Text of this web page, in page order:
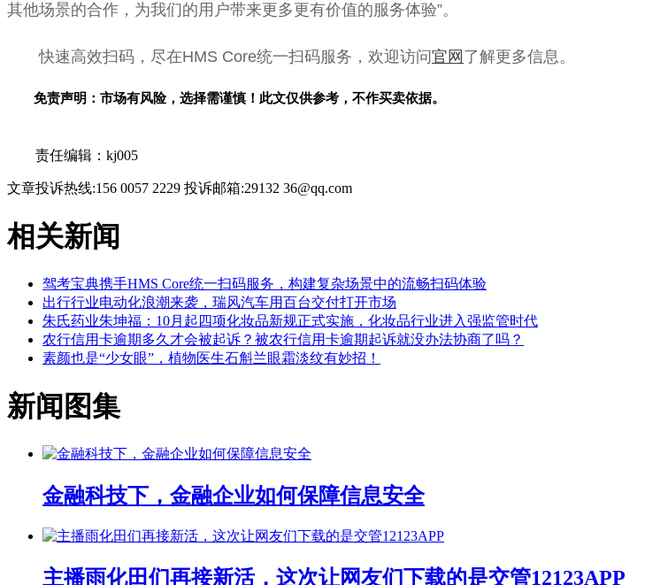
其他场景的合作，为我们的用户带来更多更有价值的服务体验”。
快速高效扫码，尽在HMS Core统一扫码服务，欢迎访问官网 了解更多信息。
免责声明：市场有风险，选择需谨慎！此文仅供参考，不作买卖依据。
责任编辑：kj005
文章投诉热线:156 0057 2229 投诉邮箱:29132 36@qq.com
相关新闻
驾考宝典携手HMS Core统一扫码服务，构建复杂场景中的流畅扫码体验
出行行业电动化浪潮来袭，瑞风汽车用百台交付打开市场
朱氏药业朱坤福：10月起四项化妆品新规正式实施，化妆品行业进入强监管时代
农行信用卡逾期多久才会被起诉？被农行信用卡逾期起诉就没办法协商了吗？
素颜也是“少女眼”，植物医生石斛兰眼霜淡纹有妙招！
新闻图集
金融科技下，金融企业如何保障信息安全
主播雨化田们再接新活，这次让网友们下载的是交管12123APP